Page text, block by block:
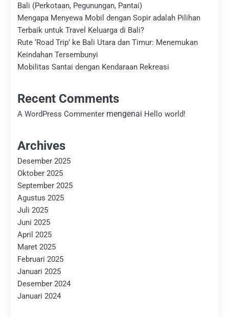
Bali (Perkotaan, Pegunungan, Pantai)
Mengapa Menyewa Mobil dengan Sopir adalah Pilihan
Terbaik untuk Travel Keluarga di Bali?
Rute ‘Road Trip’ ke Bali Utara dan Timur: Menemukan
Keindahan Tersembunyi
Mobilitas Santai dengan Kendaraan Rekreasi
Recent Comments
A WordPress Commenter mengenai Hello world!
Archives
Desember 2025
Oktober 2025
September 2025
Agustus 2025
Juli 2025
Juni 2025
April 2025
Maret 2025
Februari 2025
Januari 2025
Desember 2024
Januari 2024